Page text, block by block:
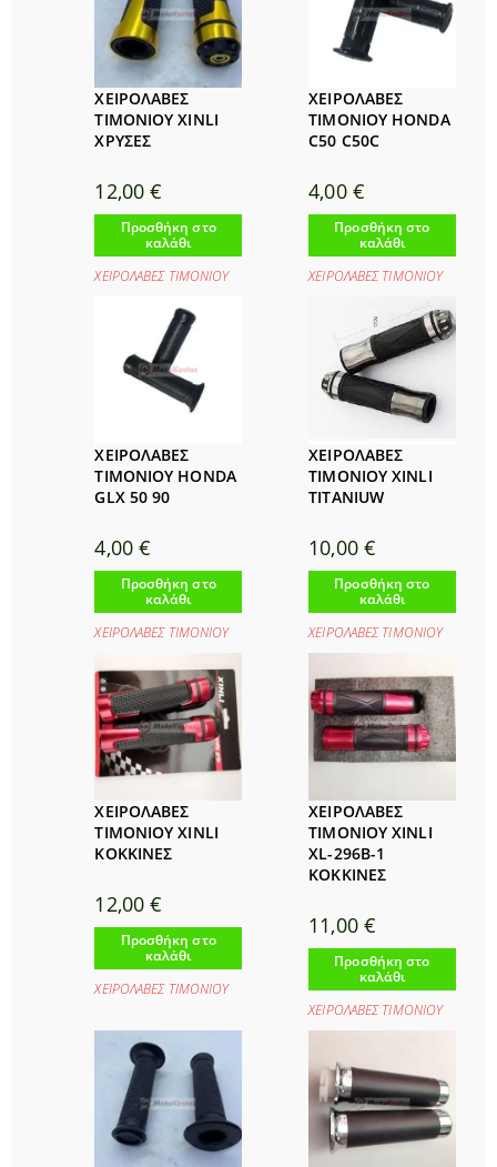
ΧΕΙΡΟΛΑΒΕΣ
ΤΙΜΟΝΙΟΥ XINLI
ΧΡΥΣΕΣ
12,00€
Προσθήκη στο
καλάθι
ΧΕΙΡΟΛΑΒΕΣ ΤΙΜΟΝΙΟΥ
ΧΕΙΡΟΛΑΒΕΣ
ΤΙΜΟΝΙΟΥ HONDA
C50 C50C
4,00 €
Προσθήκη στο
καλάθι
ΧΕΙΡΟΛΑΒΕΣ ΤΙΜΟΝΙΟΥ
ΧΕΙΡΟΛΑΒΕΣ
ΤΙΜΟΝΙΟΥ HONDA
GLX 50 90
4,00 €
Προσθήκη στο
καλάθι
ΧΕΙΡΟΛΑΒΕΣ ΤΙΜΟΝΙΟΥ
ΧΕΙΡΟΛΑΒΕΣ
ΤΙΜΟΝΙΟΥ XINLI
TITANIUW
10,00 €
Προσθήκη στο
καλάθι
ΧΕΙΡΟΛΑΒΕΣ ΤΙΜΟΝΙΟΥ
ΧΕΙΡΟΛΑΒΕΣ
ΤΙΜΟΝΙΟΥ XINLI
ΚΟΚΚΙΝΕΣ
12,00€
Προσθήκη στο
καλάθι
ΧΕΙΡΟΛΑΒΕΣ ΤΙΜΟΝΙΟΥ
ΧΕΙΡΟΛΑΒΕΣ
ΤΙΜΟΝΙΟΥ XINLI
XL-296B-1
ΚΟΚΚΙΝΕΣ
11,00 €
Προσθήκη στο
καλάθι
ΧΕΙΡΟΛΑΒΕΣ ΤΙΜΟΝΙΟΥ